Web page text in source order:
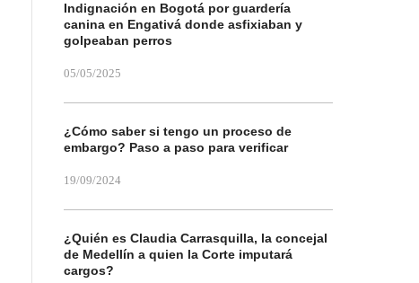
Indignación en Bogotá por guardería
canina en Engativá donde asfixiaban y
golpeaban perros
05/05/2025
¿Cómo saber si tengo un proceso de
embargo? Paso a paso para verificar
19/09/2024
¿Quién es Claudia Carrasquilla, la concejal
de Medellín a quien la Corte imputará
cargos?